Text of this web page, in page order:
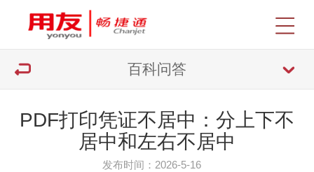
百科问答
PDF打印凭证不居中：分上下不
居中和左右不居中
发布时间：2026-5-16